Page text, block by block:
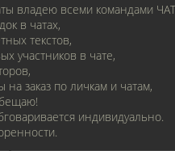
владею всеми командами
в чатах,
текстов,
участников в чате,
на заказ по личкам и чатам,
индивидуально.